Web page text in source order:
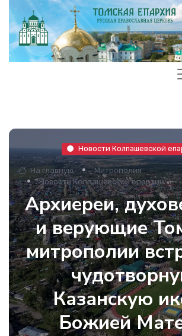
Новости Колпашевской
На главную
Митрополия
Новости Колпашевской епархии
Архиереи,
и верующие
митрополии
Казанскую
Божией